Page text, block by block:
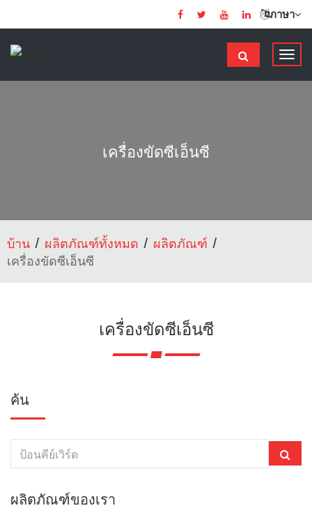
ภาษา
ส
เครื่องขัดซีเอ็นซี
บ้าน ผลิตภัณฑ์ทั้งหมด
ผลิตภัณฑ์
เครื่องขัดซีเอ็นซี
เครื่องขัดซีเอ็นซี
ค้น
ผลิตภัณฑ์ของเรา